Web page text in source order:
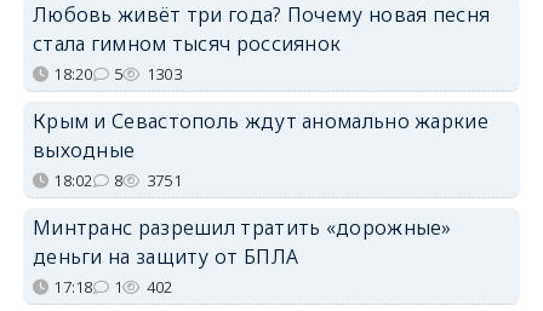
Любовь живёт три года? Почему новая песня
стала гимном тысяч россиянок
18:20 5 1303
Крым и Севастополь ждут аномально жаркие
выходные
18:02 8 3751
Минтранс разрешил тратить «дорожные»
деньги на защиту от БПЛА
17:18 1 402